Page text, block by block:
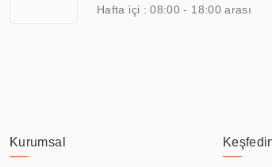
Hafta içi : 08:00 - 18:00 arası
Kurumsal